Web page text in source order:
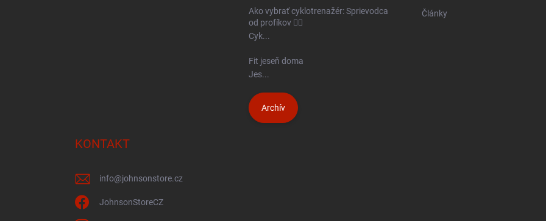
Ako vybrať cyklotrenažér: Sprievodca
od profíkov 🚴‍♂️
Cyk...
Fit jeseň doma
Jes...
Archív
Články
KONTAKT
info@johnsonstore.cz
JohnsonStoreCZ